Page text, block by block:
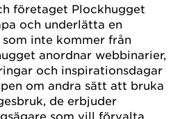
företaget Plockhugget
och underlätta en
inte kommer från
anordnar webbinarier,
och inspirationsdagar
om andra sätt att bruka
de erbjuder
som vill förvalta